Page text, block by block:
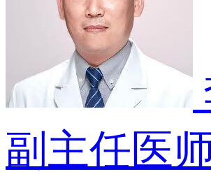
副主任医